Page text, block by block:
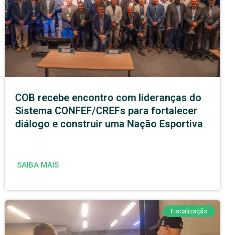
COB recebe encontro com lideranças do
Sistema CONFEF/CREFs para fortalecer
diálogo e construir uma Nação Esportiva
SAIBA MAIS
Fiscalização